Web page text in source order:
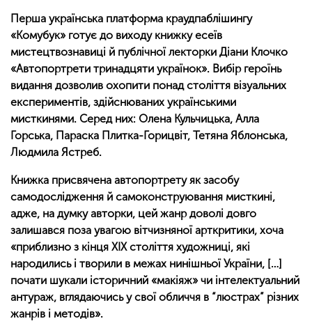
Перша українська платформа краудпаблішингу
«Комубук» готує до виходу книжку есеїв
мистецтвознавиці й публічної лекторки Діани Клочко
«Автопортрети тринадцяти українок». Вибір героїнь
видання дозволив охопити понад століття візуальних
експериментів, здійснюваних українськими
мисткинями. Серед них: Олена Кульчицька, Алла
Горська, Параска Плитка-Горицвіт, Тетяна Яблонська,
Людмила Ястреб.
Книжка присвячена автопортрету як засобу
самодослідження й самоконструювання мисткині,
адже, на думку авторки, цей жанр доволі довго
залишався поза увагою вітчизняної арткритики, хоча
«приблизно з кінця ХІХ століття художниці, які
народились і творили в межах нинішньої України, […]
почати шукали історичний «макіяж» чи інтелектуальний
антураж, вглядаючись у свої обличчя в “люстрах” різних
жанрів і методів».